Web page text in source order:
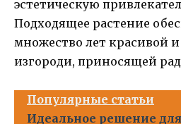
эстетическую
Подходящее растение
множество лет красивой
изгороди, приносящей
Популярные статьи
Идеальное решение для